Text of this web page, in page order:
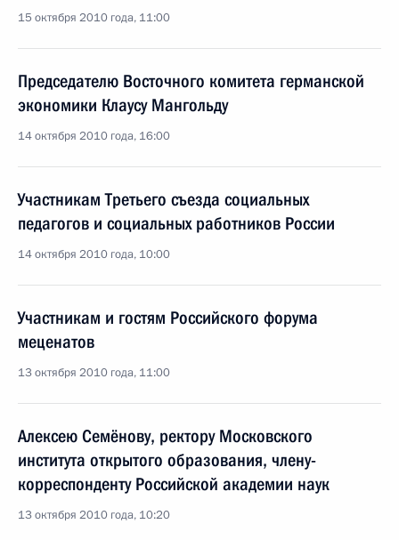
15 октября 2010 года, 11:00
Председателю Восточного комитета германской
экономики Клаусу Мангольду
14 октября 2010 года, 16:00
Участникам Третьего съезда социальных
педагогов и социальных работников России
14 октября 2010 года, 10:00
Участникам и гостям Российского форума
меценатов
13 октября 2010 года, 11:00
Алексею Семёнову, ректору Московского
института открытого образования, члену-
корреспонденту Российской академии наук
13 октября 2010 года, 10:20